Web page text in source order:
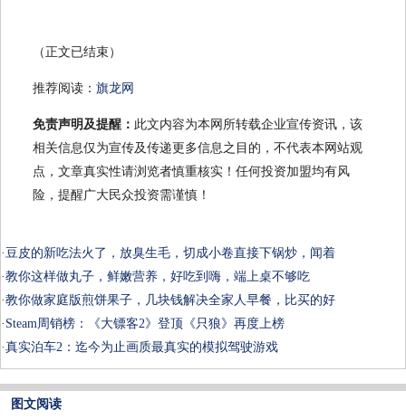
（正文已结束）
推荐阅读： 旗龙网
免责声明及提醒： 此文内容为本网所转载企业宣传资讯，该
相关信息仅为宣传及传递更多信息之目的，不代表本网站观
点，文章真实性请浏览者慎重核实！任何投资加盟均有风
险，提醒广大民众投资需谨慎！
·豆皮的新吃法火了，放臭生毛，切成小卷直接下锅炒，闻着
·教你这样做丸子，鲜嫩营养，好吃到嗨，端上桌不够吃
·教你做家庭版煎饼果子，几块钱解决全家人早餐，比买的好
· Steam周销榜：《大镖客2》登顶《只狼》再度上榜
·真实泊车2：迄今为止画质最真实的模拟驾驶游戏
图文阅读